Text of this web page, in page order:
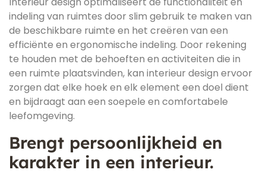
indeling van ruimtes door slim gebruik te maken van
de beschikbare ruimte en het creëren van een
efficiënte en ergonomische indeling. Door rekening
te houden met de behoeften en activiteiten die in
een ruimte plaatsvinden, kan interieur design ervoor
zorgen dat elke hoek en elk element een doel dient
en bijdraagt aan een soepele en comfortabele
leefomgeving.
Brengt persoonlijkheid en
karakter in een interieur.